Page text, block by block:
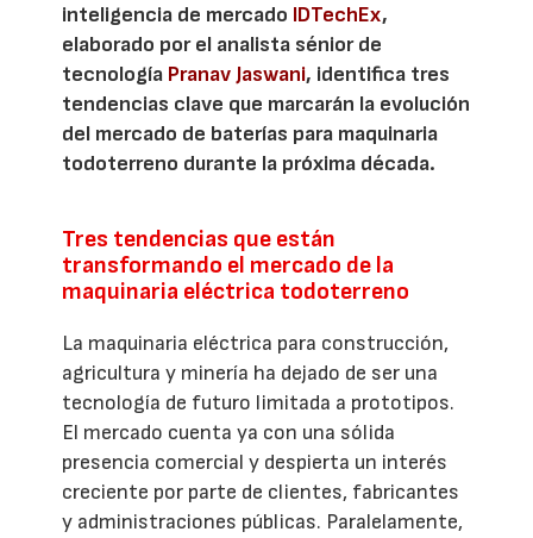
inteligencia de mercado IDTechEx,
elaborado por el analista sénior de
tecnología Pranav Jaswani, identifica tres
tendencias clave que marcarán la evolución
del mercado de baterías para maquinaria
todoterreno durante la próxima década.
Tres tendencias que están
transformando el mercado de la
maquinaria eléctrica todoterreno
La maquinaria eléctrica para construcción,
agricultura y minería ha dejado de ser una
tecnología de futuro limitada a prototipos.
El mercado cuenta ya con una sólida
presencia comercial y despierta un interés
creciente por parte de clientes, fabricantes
y administraciones públicas. Paralelamente,